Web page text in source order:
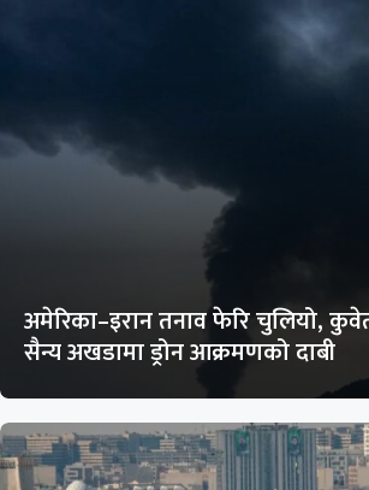
अमेरिका–इरान तनाव फेरि चुलियो,
सैन्य अखडामा ड्रोन आक्रमणको दाबी